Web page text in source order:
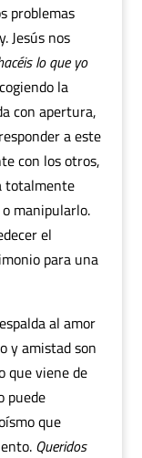
problemas
Jesús nos
lo que yo
la
con apertura,
a este
con los otros,
totalmente
manipularlo.
el
para una
al amor
y amistad son
que viene de
puede
que
Queridos